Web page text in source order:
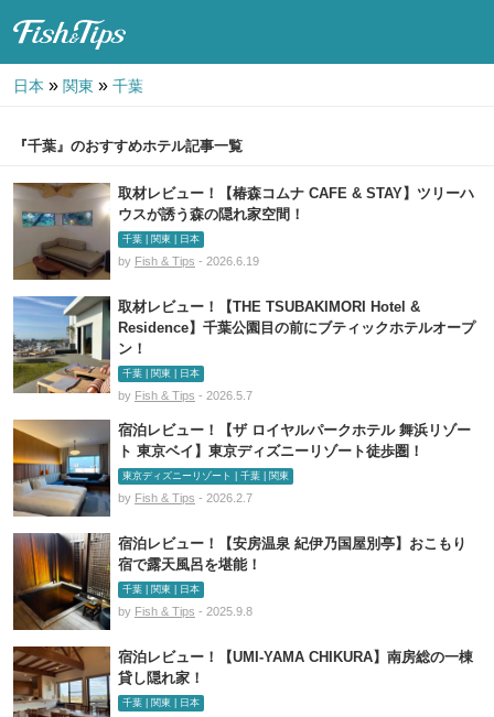
日本 » 関東 » 千葉
『千葉』のおすすめホテル記事一覧
取材レビュー！【椿森コムナ CAFE & STAY】ツリーハ
ウスが誘う森の隠れ家空間！
千葉 | 関東 | 日本
by Fish & Tips - 2026.6.19
取材レビュー！【THE TSUBAKIMORI Hotel &
Residence】千葉公園目の前にブティックホテルオープ
ン！
千葉 | 関東 | 日本
by Fish & Tips - 2026.5.7
宿泊レビュー！【ザ ロイヤルパークホテル 舞浜リゾー
ト 東京ベイ】東京ディズニーリゾート徒歩圏！
東京ディズニーリゾート | 千葉 | 関東
by Fish & Tips - 2026.2.7
宿泊レビュー！【安房温泉 紀伊乃国屋別亭】おこもり
宿で露天風呂を堪能！
千葉 | 関東 | 日本
by Fish & Tips - 2025.9.8
宿泊レビュー！【UMI-YAMA CHIKURA】南房総の一棟
貸し隠れ家！
千葉 | 関東 | 日本